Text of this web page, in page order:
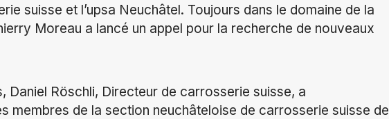
suisse et l’upsa Neuchâtel. Toujours dans le domaine de la
Moreau a lancé un appel pour la recherche de nouveaux
Daniel Röschli, Directeur de carrosserie suisse, a
membres de la section neuchâteloise de carrosserie suisse de